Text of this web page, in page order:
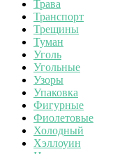
Трава
Транспорт
Трещины
Туман
Уголь
Угольные
Узоры
Упаковка
Фигурные
Фиолетовые
Холодный
Хэллоуин